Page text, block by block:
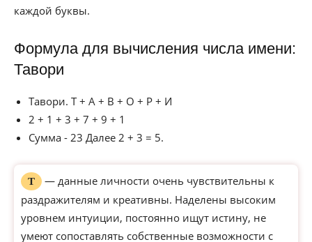
каждой буквы.
Формула для вычисления числа имени:
Тавори
Тавори. Т + А + В + О + Р + И
2 + 1 + 3 + 7 + 9 + 1
Сумма - 23 Далее 2 + 3 = 5.
Т
— данные личности очень чувствительны к
раздражителям и креативны. Наделены высоким
уровнем интуиции, постоянно ищут истину, не
умеют сопоставлять собственные возможности с